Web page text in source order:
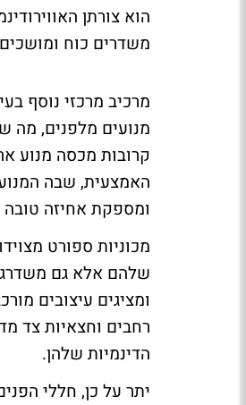
הוא צורתן
משדרים כוח
מרכיב מרכזי נוסף
מנועים מלפנים, מה
קרובות מכסה מנוע
האמצעית, שבה
ומספקת אחיזה טובה
מכוניות ספורט
שלהם אלא גם
ומציגים עיצובים
רחבים וחצאיות צד
הדינמיות שלהן.
יתר על כן, חללי